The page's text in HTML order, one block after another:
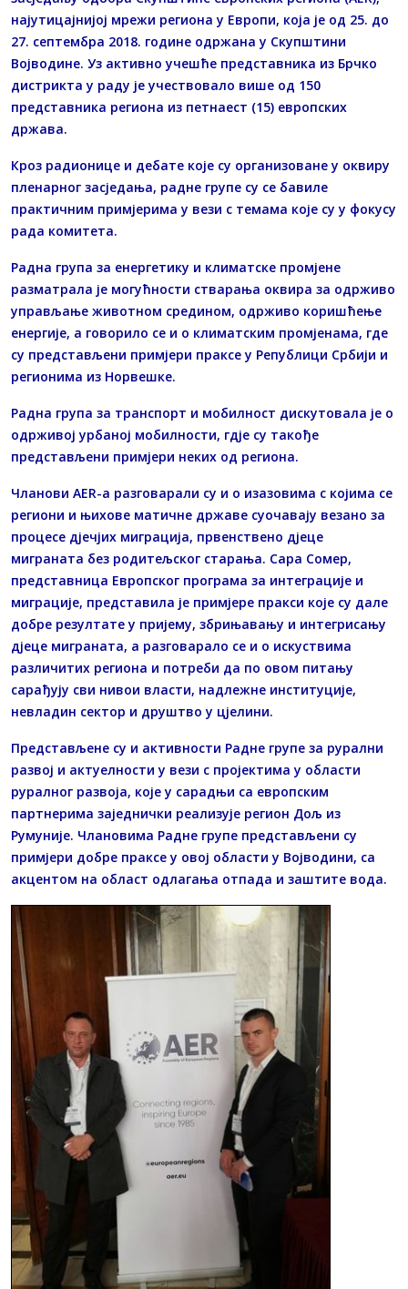
најутицајнијој мрежи региона у Европи, која је од 25. до
27. септембра 2018. године одржана у Скупштини
Војводине. Уз активно учешће представника из Брчко
дистрикта у раду је учествовало више од 150
представника региона из петнаест (15) европских
држава.
Кроз радионице и дебате које су организоване у оквиру
пленарног засједања, радне групе су се бавиле
практичним примјерима у вези с темама које су у фокусу
рада комитета.
Радна група за енергетику и климатске промјене
разматрала је могућности стварања оквира за одрживо
управљање животном средином, одрживо коришћење
енергије, а говорило се и о климатским промјенама, где
су представљени примјери праксе у Републици Србији и
регионима из Норвешке.
Радна група за транспорт и мобилност дискутовала је о
одрживој урбаној мобилности, гдје су такође
представљени примјери неких од региона.
Чланови AER-а разговарали су и о изазовима с којима се
региони и њихове матичне државе суочавају везано за
процесе дјечјих миграција, првенствено дјеце
миграната без родитељског старања. Сара Сомер,
представница Европског програма за интеграције и
миграције, представила је примјере пракси које су дале
добре резултате у пријему, збрињавању и интегрисању
дјеце миграната, а разговарало се и о искуствима
различитих региона и потреби да по овом питању
сарађују сви нивои власти, надлежне институције,
невладин сектор и друштво у цјелини.
Представљене су и активности Радне групе за рурални
развој и актуелности у вези с пројектима у области
руралног развоја, које у сарадњи са европским
партнерима заједнички реализује регион Дољ из
Румуније. Члановима Радне групе представљени су
примјери добре праксе у овој области у Војводини, са
акцентом на област одлагања отпада и заштите вода.